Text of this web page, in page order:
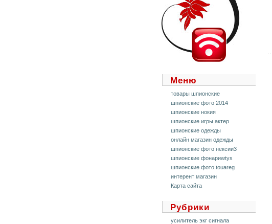
Меню
товары шпионские
шпионские фото 2014
шпионские нокия
шпионские игры актер
шпионские одежды
онлайн магазин одежды
шпионские фото нексии3
шпионские фонариwtys
шпионские фото touareg
интерент магазин
Карта сайта
Рубрики
усилитель экг сигнала